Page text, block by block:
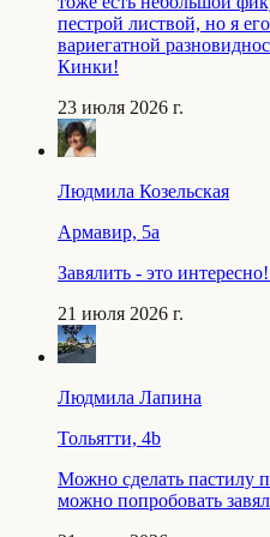
пестрой листвой, но я
вариегатной
Кинки!
23 июля 2026 г.
Людмила Козельская
Армавир, 5a
Завялить - это
21 июля 2026 г.
Людмила Лапина
Тольятти, 4b
Можно сделать пастилу
можно попробовать